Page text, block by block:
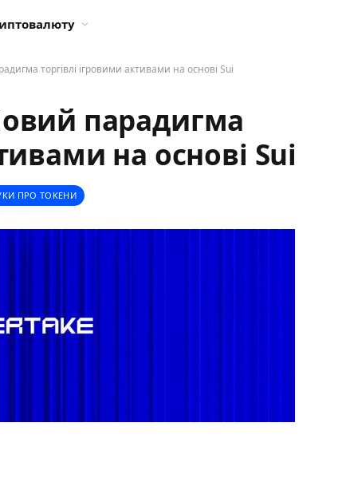
торгівлі ігровими активами на основі Sui
парадигма
на основі Sui
ПРО ТОКЕНИ